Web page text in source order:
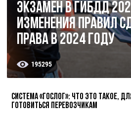
Экзамен в ГИБДД
Изменения правил
права в 2024 году
195295
Система «ГосЛог»: что это такое,
готовиться перевозчикам